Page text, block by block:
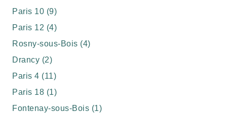
Paris 10 (9)
Paris 12 (4)
Rosny-sous-Bois (4)
Drancy (2)
Paris 4 (11)
Paris 18 (1)
Fontenay-sous-Bois (1)